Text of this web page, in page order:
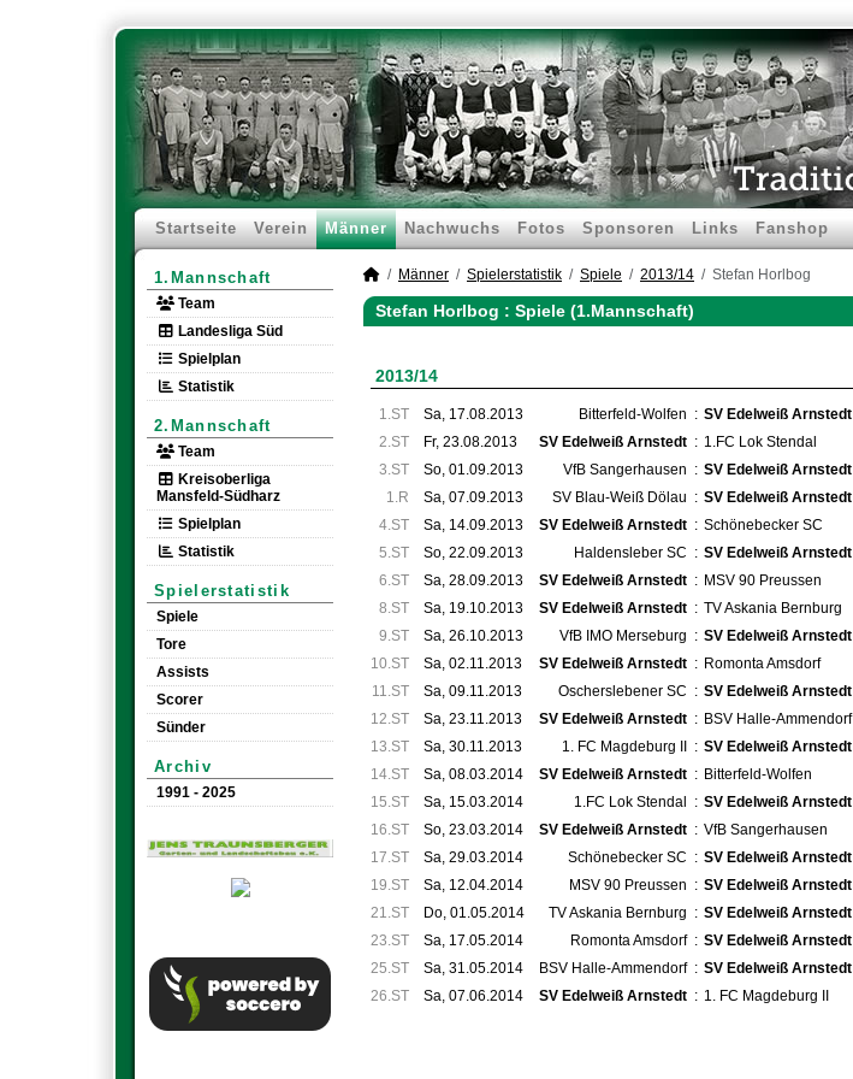
Startseite Verein Männer Nachwuchs Fotos Sponsoren Links Fanshop
1.Mannschaft
Team
Landesliga Süd
Spielplan
Statistik
2.Mannschaft
Team
Kreisoberliga
Mansfeld-Südharz
Spielplan
Statistik
Spielerstatistik
Spiele
Tore
Assists
Scorer
Sünder
Archiv
1991 - 2025
Männer Spielerstatistik Spiele 2013/14 Stefan Horlbog
Stefan Horlbog : Spiele (1.Mannschaft)
2013/14
1.ST Sa, 17.08.2013 Bitterfeld-Wolfen : SV Edelweiß Arnstedt
2.ST
Fr, 23.08.2013 SV Edelweiß Arnstedt : 1.FC Lok Stendal
3.ST
So, 01.09.2013 VfB Sangerhausen : SV Edelweiß Arnstedt
1.R
Sa, 07.09.2013 SV Blau-Weiß Dölau : SV Edelweiß Arnstedt
4.ST
Sa, 14.09.2013 SV Edelweiß Arnstedt : Schönebecker SC
5.ST
So, 22.09.2013 Haldensleber SC : SV Edelweiß Arnstedt
6.ST
Sa, 28.09.2013 SV Edelweiß Arnstedt : MSV 90 Preussen
8.ST
Sa, 19.10.2013 SV Edelweiß Arnstedt : TV Askania Bernburg
9.ST
Sa, 26.10.2013 VfB IMO Merseburg : SV Edelweiß Arnstedt
10.ST
Sa, 02.11.2013 SV Edelweiß Arnstedt : Romonta Amsdorf
11.ST
Sa, 09.11.2013 Oscherslebener SC : SV Edelweiß Arnstedt
12.ST
Sa, 23.11.2013 SV Edelweiß Arnstedt : BSV Halle-Ammendorf
13.ST
Sa, 30.11.2013 1. FC Magdeburg II : SV Edelweiß Arnstedt
14.ST
Sa, 08.03.2014 SV Edelweiß Arnstedt : Bitterfeld-Wolfen
15.ST
Sa, 15.03.2014 1.FC Lok Stendal : SV Edelweiß Arnstedt
16.ST
So, 23.03.2014 SV Edelweiß Arnstedt : VfB Sangerhausen
17.ST
Sa, 29.03.2014 Schönebecker SC : SV Edelweiß Arnstedt
19.ST
Sa, 12.04.2014 MSV 90 Preussen : SV Edelweiß Arnstedt
21.ST
Do, 01.05.2014 TV Askania Bernburg : SV Edelweiß Arnstedt
23.ST
Sa, 17.05.2014 Romonta Amsdorf : SV Edelweiß Arnstedt
25.ST
Sa, 31.05.2014 BSV Halle-Ammendorf : SV Edelweiß Arnstedt
26.ST
Sa, 07.06.2014 SV Edelweiß Arnstedt : 1. FC Magdeburg II